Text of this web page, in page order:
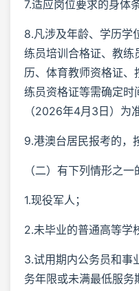
7.适应岗位要求的身体条
8.凡涉及年龄、学历学
练员培训合格证、教练
历、体育教师资格证
练员资格证等需确定时
（2026年4月3日）为准
9.港澳台居民报考的，
（二）有下列情形之
1.现役军人；
2.未毕业的普通高等学
3.试用期内公务员和事
务年限或未满最低服